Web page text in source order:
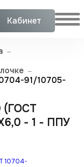
Кабинет
91/10705-
(ГОСТ
- 1 - ППУ